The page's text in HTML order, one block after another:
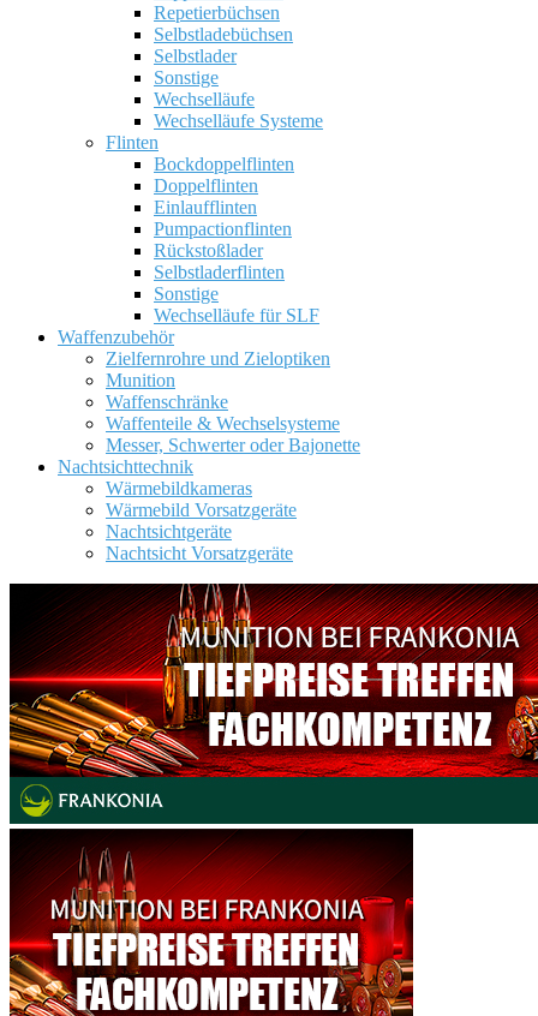
Repetierbüchsen
Selbstladebüchsen
Selbstlader
Sonstige
Wechselläufe
Wechselläufe Systeme
Flinten
Bockdoppelflinten
Doppelflinten
Einlaufflinten
Pumpactionflinten
Rückstoßlader
Selbstladerflinten
Sonstige
Wechselläufe für SLF
Waffenzubehör
Zielfernrohre und Zieloptiken
Munition
Waffenschränke
Waffenteile & Wechselsysteme
Messer, Schwerter oder Bajonette
Nachtsichttechnik
Wärmebildkameras
Wärmebild Vorsatzgeräte
Nachtsichtgeräte
Nachtsicht Vorsatzgeräte